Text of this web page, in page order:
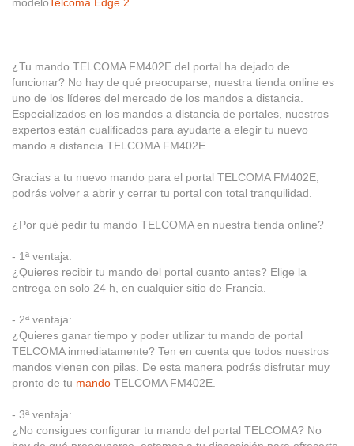
¿Tu mando TELCOMA FM402E del portal ha dejado de
funcionar? No hay de qué preocuparse, nuestra tienda online es
uno de los líderes del mercado de los mandos a distancia.
Especializados en los mandos a distancia de portales, nuestros
expertos están cualificados para ayudarte a elegir tu nuevo
mando a distancia TELCOMA FM402E.
Gracias a tu nuevo mando para el portal TELCOMA FM402E,
podrás volver a abrir y cerrar tu portal con total tranquilidad.
¿Por qué pedir tu mando TELCOMA en nuestra tienda online?
- 1ª ventaja:
¿Quieres recibir tu mando del portal cuanto antes? Elige la
entrega en solo 24 h, en cualquier sitio de Francia.
- 2ª ventaja:
¿Quieres ganar tiempo y poder utilizar tu mando de portal
TELCOMA inmediatamente? Ten en cuenta que todos nuestros
mandos vienen con pilas. De esta manera podrás disfrutar muy
pronto de tu mando TELCOMA FM402E.
- 3ª ventaja:
¿No consigues configurar tu mando del portal TELCOMA? No